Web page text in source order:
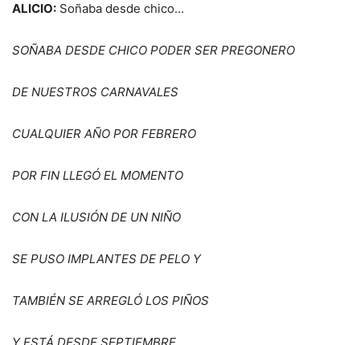
ALICIO: Soñaba desde chico…
SOÑABA DESDE CHICO PODER SER PREGONERO
DE NUESTROS CARNAVALES
CUALQUIER AÑO POR FEBRERO
POR FIN LLEGÓ EL MOMENTO
CON LA ILUSIÓN DE UN NIÑO
SE PUSO IMPLANTES DE PELO Y
TAMBIÉN SE ARREGLÓ LOS PIÑOS